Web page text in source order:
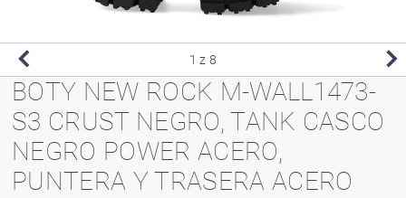
1 z 8
BOTY NEW ROCK M-WALL1473-
S3 CRUST NEGRO, TANK CASCO
NEGRO POWER ACERO,
PUNTERA Y TRASERA ACERO